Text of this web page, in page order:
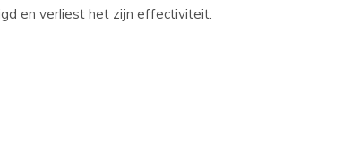
en verliest het zijn effectiviteit.